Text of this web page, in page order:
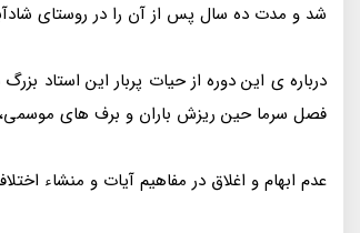
شد و مدت ده سال پس از آن را در روستای
درباره ی این دوره از حیات پربار این استاد
فصل سرما حین ریزش باران و برف های موسمی،
عدم ابهام و اغلاق در مفاهیم آیات و منشاء